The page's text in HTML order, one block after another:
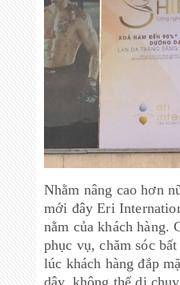
Nhằm nâng cao hơn
mới đây Eri
nằm của khách hàng.
phục vụ, chăm sóc
lúc khách hàng đắp
dậy, không thể di